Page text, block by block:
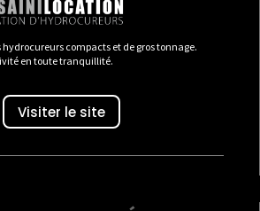
compacts et de gros tonnage.
en toute tranquillité.
Visiter le site